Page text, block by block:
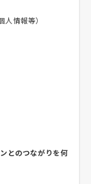
情報等）
とのつながりを何